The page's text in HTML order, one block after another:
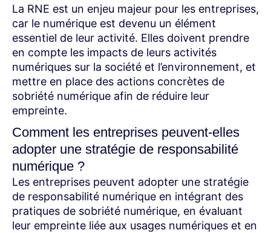
La RNE est un enjeu majeur pour les entreprises,
car le numérique est devenu un élément
essentiel de leur activité. Elles doivent prendre
en compte les impacts de leurs activités
numériques sur la société et l’environnement, et
mettre en place des actions concrètes de
sobriété numérique afin de réduire leur
empreinte.
Comment les entreprises peuvent-elles
adopter une stratégie de responsabilité
numérique ?
Les entreprises peuvent adopter une stratégie
de responsabilité numérique en intégrant des
pratiques de sobriété numérique, en évaluant
leur empreinte liée aux usages numériques et en